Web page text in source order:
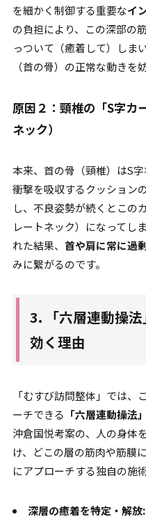
を細かく制御する重要なイ
の負担により、この深部の
っついて（癒着して）しま
（首の骨）の正常な動きを
原因２：頸椎の「S字カ
ネック）
本来、首の骨（頸椎）はS
衝撃を吸収するクッション
し、不良姿勢が続くとこの
レートネック）になってし
れた結果、 首や肩に常に過
みに繋がるのです。
3. 「六層連動操
効く理由
「むすび訪問整体」では
ーチできる 「六層連動操法」
沖倉国悦考案の、人の身体を
け、どこの層の筋肉や筋膜
にアプローチする独自の施
深層の癒着を特定・解放: